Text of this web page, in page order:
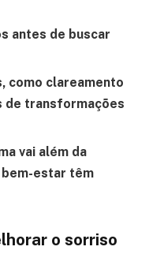
antes de buscar
como clareamento
de transformações
vai além da
estar têm
o sorriso